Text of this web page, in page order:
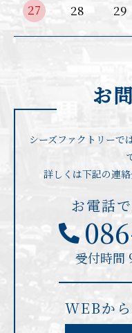
27 28 29
お
シーズファクトリーで
詳しくは下記の連
お電話
受付時間
WEBか